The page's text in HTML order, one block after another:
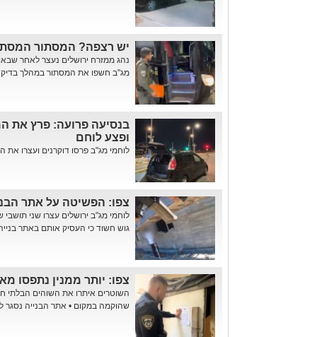
יש רצפה? המסתור
נהג ממזרח ירושלים נעצר לאחר
מג"ב חשפו את המסתור במהלך
בנסיעה פרועה: פרץ את
ופצע לוחם
לוחמי מג"ב פרסו דוקרנים ועצרו את
צפו: הפשיטה על אתר
לוחמי מג"ב ירושלים עצרו שני
גוש חשוד כי העסיק אותם באתר
צפו: יותר ממנין נתפסו
השוטרים איתרו את השוהים הבלתי
שהוקמה במקום • אתר הבנייה נסגר ל-30 יום בצו